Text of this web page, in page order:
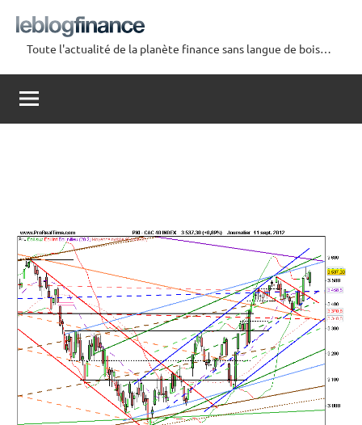
contenu
Le
Blog
Finance
Toute l'actualité de la planète finance sans langue de bois…